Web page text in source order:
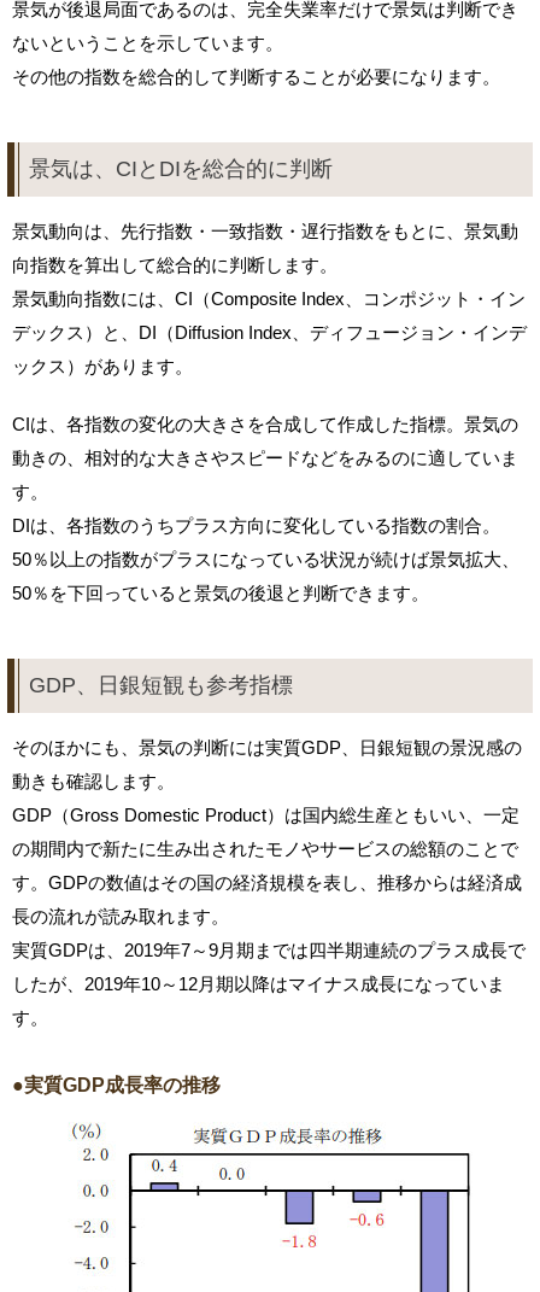
景気が後退局面であるのは、完全失業率だけで景気は判断でき
ないということを示しています。
その他の指数を総合的して判断することが必要になります。
景気は、CIとDIを総合的に判断
景気動向は、先行指数・一致指数・遅行指数をもとに、景気動
向指数を算出して総合的に判断します。
景気動向指数には、CI（Composite Index、コンポジット・イン
デックス）と、DI（Diffusion Index、ディフュージョン・インデ
ックス）があります。
CIは、各指数の変化の大きさを合成して作成した指標。景気の
動きの、相対的な大きさやスピードなどをみるのに適していま
す。
DIは、各指数のうちプラス方向に変化している指数の割合。
50％以上の指数がプラスになっている状況が続けば景気拡大、
50％を下回っていると景気の後退と判断できます。
GDP、日銀短観も参考指標
そのほかにも、景気の判断には実質GDP、日銀短観の景況感の
動きも確認します。
GDP（Gross Domestic Product）は国内総生産ともいい、一定
の期間内で新たに生み出されたモノやサービスの総額のことで
す。GDPの数値はその国の経済規模を表し、推移からは経済成
長の流れが読み取れます。
実質GDPは、2019年7～9月期までは四半期連続のプラス成長で
したが、2019年10～12月期以降はマイナス成長になっていま
す。
●実質GDP成長率の推移